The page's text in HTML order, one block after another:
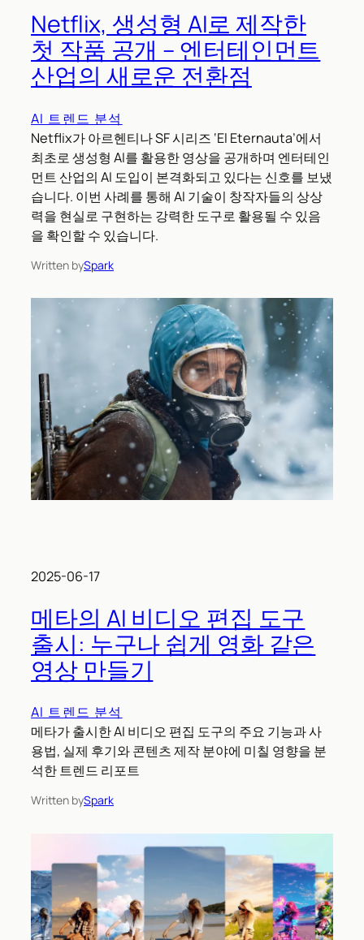
Netflix, 생성형 AI로 제작한
첫 작품 공개 – 엔터테인먼트
산업의 새로운 전환점
AI 트렌드 분석
Netflix가 아르헨티나 SF 시리즈 ‘El Eternauta’에서
최초로 생성형 AI를 활용한 영상을 공개하며 엔터테인
먼트 산업의 AI 도입이 본격화되고 있다는 신호를 보냈
습니다. 이번 사례를 통해 AI 기술이 창작자들의 상상
력을 현실로 구현하는 강력한 도구로 활용될 수 있음
을 확인할 수 있습니다.
Written bySpark
2025-06-17
메타의 AI 비디오 편집 도구
출시: 누구나 쉽게 영화 같은
영상 만들기
AI 트렌드 분석
메타가 출시한 AI 비디오 편집 도구의 주요 기능과 사
용법, 실제 후기와 콘텐츠 제작 분야에 미칠 영향을 분
석한 트렌드 리포트
Written bySpark